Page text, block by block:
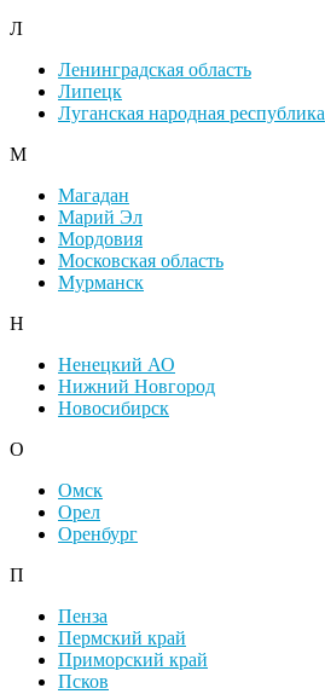
Л
Ленинградская область
Липецк
Луганская народная республика
М
Магадан
Марий Эл
Мордовия
Московская область
Мурманск
Н
Ненецкий АО
Нижний Новгород
Новосибирск
О
Омск
Орел
Оренбург
П
Пенза
Пермский край
Приморский край
Псков